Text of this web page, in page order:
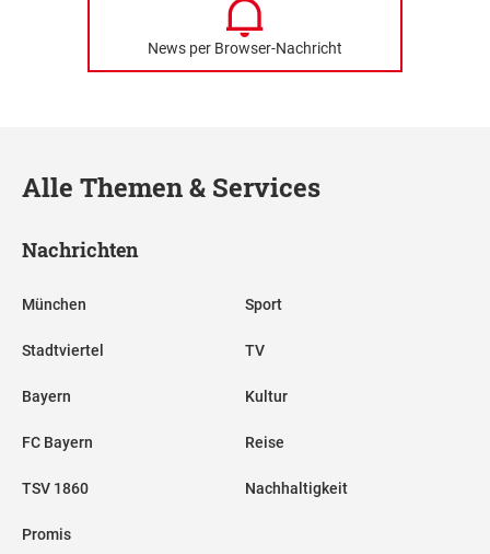
News per Browser-Nachricht
Alle Themen & Services
Nachrichten
München
Stadtviertel
Bayern
FC Bayern
TSV 1860
Promis
Sport
TV
Kultur
Reise
Nachhaltigkeit